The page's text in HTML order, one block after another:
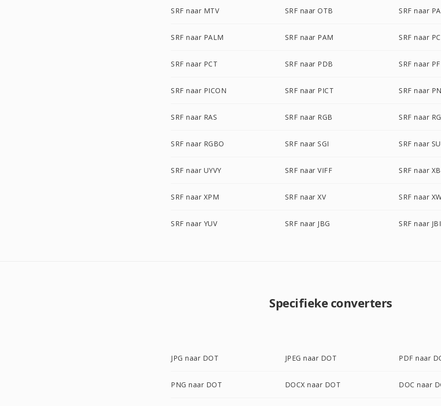
SRF naar MTV SRF naar OTB SRF naar
SRF naar PALM SRF naar PAM SRF naar
SRF naar PCT SRF naar PDB SRF naar
SRF naar PICON SRF naar PICT SRF naar
SRF naar RAS SRF naar RGB SRF naar
SRF naar RGBO SRF naar SGI SRF naar
SRF naar UYVY SRF naar VIFF SRF naar
SRF naar XPM SRF naar XV SRF naar
SRF naar YUV SRF naar JBG SRF naar
Specifieke converters
JPG naar DOT JPEG naar DOT PDF naar
PNG naar DOT DOCX naar DOT DOC naar